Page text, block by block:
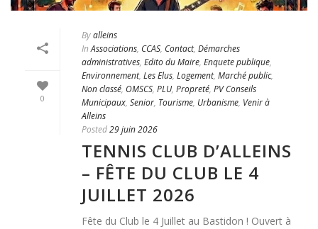
0
Byalleins
In Associations, CCAS, Contact, Démarches
administratives, Edito du Maire, Enquete publique,
Environnement, Les Elus, Logement, Marché public,
Non classé, OMSCS, PLU, Propreté, PV Conseils
Municipaux, Senior, Tourisme, Urbanisme, Venir à
Alleins
Posted29 juin 2026
TENNIS CLUB D’ALLEINS
– FÊTE DU CLUB LE 4
JUILLET 2026
Fête du Club le 4 Juillet au Bastidon ! Ouvert à